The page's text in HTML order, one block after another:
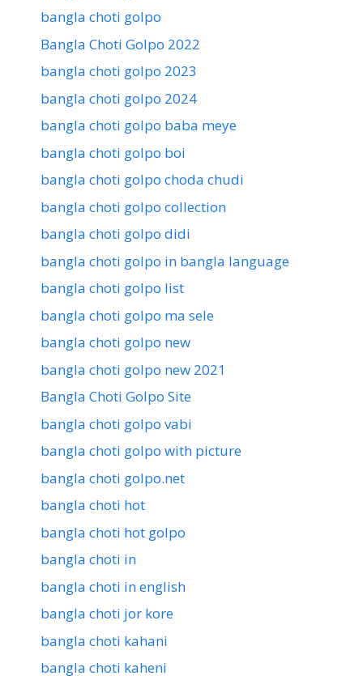
bangla choti golpo
Bangla Choti Golpo 2022
bangla choti golpo 2023
bangla choti golpo 2024
bangla choti golpo baba meye
bangla choti golpo boi
bangla choti golpo choda chudi
bangla choti golpo collection
bangla choti golpo didi
bangla choti golpo in bangla language
bangla choti golpo list
bangla choti golpo ma sele
bangla choti golpo new
bangla choti golpo new 2021
Bangla Choti Golpo Site
bangla choti golpo vabi
bangla choti golpo with picture
bangla choti golpo.net
bangla choti hot
bangla choti hot golpo
bangla choti in
bangla choti in english
bangla choti jor kore
bangla choti kahani
bangla choti kaheni